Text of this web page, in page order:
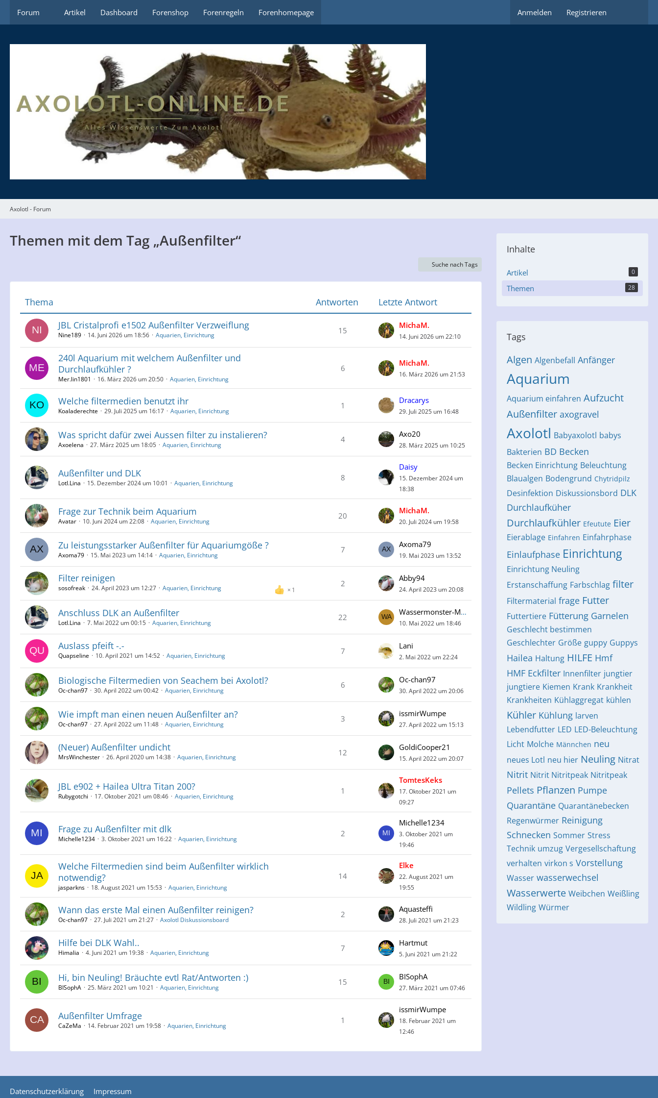
Forum Artikel Dashboard Forenshop Forenregeln Forenhomepage Anmelden Registrieren
Axolotl - Forum
Themen mit dem Tag „Außenfilter“
Suche nach Tags
Thema Antworten
Letzte Antwort
JBL Cristalprofi e1502 Außenfilter Verzweiflung
Nine189 14. Juni 2026 um 18:56 Aquarien, Einrichtung 15
MichaM.
14. Juni 2026 um 22:10
240l Aquarium mit welchem Außenfilter und
Durchlaufkühler ?
Mer.lin1801 16. März 2026 um 20:50 Aquarien, Einrichtung
6
MichaM.
16. März 2026 um 21:53
Welche filtermedien benutzt ihr
Koaladerechte 29. Juli 2025 um 16:17 Aquarien, Einrichtung
1
Dracarys
29. Juli 2025 um 16:48
Was spricht dafür zwei Aussen filter zu instalieren?
Axoelena 27. März 2025 um 18:05 Aquarien, Einrichtung
4
Axo20
28. März 2025 um 10:25
Außenfilter und DLK
Lotl.Lina 15. Dezember 2024 um 10:01 Aquarien, Einrichtung
8
Daisy
15. Dezember 2024 um
18:38
Frage zur Technik beim Aquarium
Avatar 10. Juni 2024 um 22:08 Aquarien, Einrichtung
20
MichaM.
20. Juli 2024 um 19:58
Zu leistungsstarker Außenfilter für Aquariumgöße ?
Axoma79 15. Mai 2023 um 14:14 Aquarien, Einrichtung
7
Axoma79
19. Mai 2023 um 13:52
Filter reinigen
1
sosofreak 24. April 2023 um 12:27 Aquarien, Einrichtung 2
Abby94
24. April 2023 um 20:08
Anschluss DLK an Außenfilter
Lotl.Lina 7. Mai 2022 um 00:15 Aquarien, Einrichtung
22
Wassermonster-Mama
10. Mai 2022 um 18:46
Auslass pfeift -.-
Quapseline 10. April 2021 um 14:52 Aquarien, Einrichtung 7
Lani
2. Mai 2022 um 22:24
Biologische Filtermedien von Seachem bei Axolotl?
Oc-chan97 30. April 2022 um 00:42 Aquarien, Einrichtung
6
Oc-chan97
30. April 2022 um 20:06
Wie impft man einen neuen Außenfilter an?
Oc-chan97 27. April 2022 um 11:48 Aquarien, Einrichtung
3
issmirWumpe
27. April 2022 um 15:13
(Neuer) Außenfilter undicht
MrsWinchester 26. April 2020 um 14:38 Aquarien, Einrichtung 12
GoldiCooper21
15. April 2022 um 20:07
JBL e902 + Hailea Ultra Titan 200?
Rubygotchi 17. Oktober 2021 um 08:46 Aquarien, Einrichtung
1
TomtesKeks
17. Oktober 2021 um
09:27
Frage zu Außenfilter mit dlk
Michelle1234 3. Oktober 2021 um 16:22 Aquarien, Einrichtung
2
Michelle1234
3. Oktober 2021 um
19:46
Welche Filtermedien sind beim Außenfilter wirklich
notwendig?
jasparkns 18. August 2021 um 15:53 Aquarien, Einrichtung
14
Elke
22. August 2021 um
19:55
Wann das erste Mal einen Außenfilter reinigen?
Oc-chan97 27. Juli 2021 um 21:27 Axolotl Diskussionsboard
2
Aquasteffi
28. Juli 2021 um 21:23
Hilfe bei DLK Wahl..
Himalia 4. Juni 2021 um 19:38 Aquarien, Einrichtung 7
Hartmut
5. Juni 2021 um 21:22
Hi, bin Neuling! Bräuchte evtl Rat/Antworten :)
BISophA 25. März 2021 um 10:21 Aquarien, Einrichtung
15
BISophA
27. März 2021 um 07:46
Außenfilter Umfrage
CaZeMa 14. Februar 2021 um 19:58 Aquarien, Einrichtung
1
issmirWumpe
18. Februar 2021 um
12:46
Inhalte
Artikel 0
Themen 28
Tags
Algen Algenbefall Anfänger
Aquarium
Aquarium einfahren Aufzucht
Außenfilter axogravel
Axolotl Babyaxolotl babys
Bakterien BD Becken
Becken Einrichtung Beleuchtung
Blaualgen Bodengrund Chytridpilz
Desinfektion Diskussionsbord DLK
Durchlaufküher
Durchlaufkühler Efeutute Eier
Eierablage Einfahren Einfahrphase
Einlaufphase Einrichtung
Einrichtung Neuling
Erstanschaffung Farbschlag filter
Filtermaterial frage Futter
Futtertiere Fütterung Garnelen
Geschlecht bestimmen
Geschlechter Größe guppy Guppys
Hailea Haltung HILFE Hmf
HMF Eckfilter Innenfilter jungtier
jungtiere Kiemen Krank Krankheit
Krankheiten Kühlaggregat kühlen
Kühler Kühlung larven
Lebendfutter LED LED-Beleuchtung
Licht Molche Männchen neu
neues Lotl neu hier Neuling Nitrat
Nitrit Nitrit Nitritpeak Nitritpeak
Pellets Pflanzen Pumpe
Quarantäne Quarantänebecken
Regenwürmer Reinigung
Schnecken Sommer Stress
Technik umzug Vergesellschaftung
verhalten virkon s Vorstellung
Wasser wasserwechsel
Wasserwerte Weibchen Weißling
Wildling Würmer
Datenschutzerklärung Impressum